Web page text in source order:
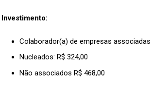
Investimento:
Colaborador(a) de empresas associadas
Nucleados: R$ 324,00
Não associados R$ 468,00